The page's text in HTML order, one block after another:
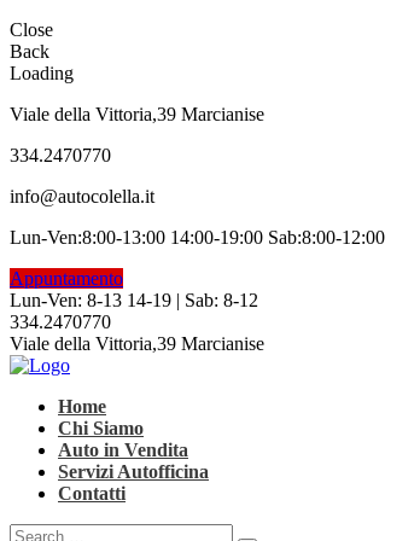
Close
Back
Loading
Viale della Vittoria,39 Marcianise
334.2470770
info@autocolella.it
Lun-Ven:8:00-13:00 14:00-19:00 Sab:8:00-12:00
Appuntamento
Lun-Ven: 8-13 14-19 | Sab: 8-12
334.2470770
Viale della Vittoria,39 Marcianise
Home
Chi Siamo
Auto in Vendita
Servizi Autofficina
Contatti